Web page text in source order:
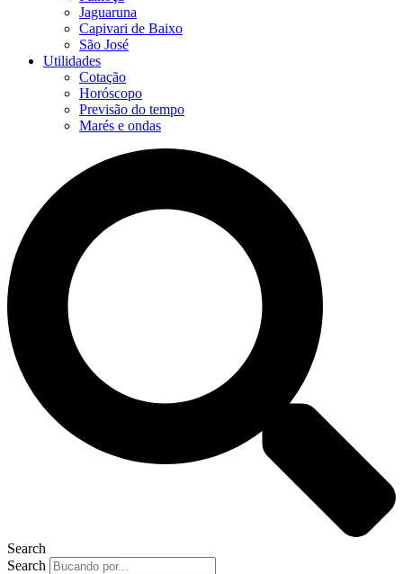
Jaguaruna
Capivari de Baixo
São José
Utilidades
Cotação
Horóscopo
Previsão do tempo
Marés e ondas
Search
Search